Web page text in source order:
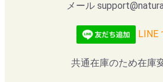
メール
LINE
共通在庫のため在庫